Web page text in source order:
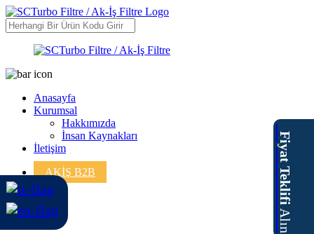
Anasayfa
Kurumsal
Hakkımızda
İnsan Kaynakları
İletişim
AKİŞ B2B
Fiyat Teklifi
Alın